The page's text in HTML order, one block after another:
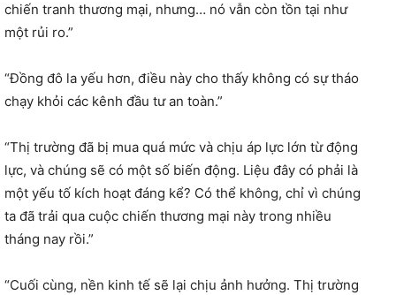
chiến tranh thương mại, nhưng… nó vẫn còn tồn tại như
một rủi ro.”
“Đồng đô la yếu hơn, điều này cho thấy không có sự tháo
chạy khỏi các kênh đầu tư an toàn.”
“Thị trường đã bị mua quá mức và chịu áp lực lớn từ động
lực, và chúng sẽ có một số biến động. Liệu đây có phải là
một yếu tố kích hoạt đáng kể? Có thể không, chỉ vì chúng
ta đã trải qua cuộc chiến thương mại này trong nhiều
tháng nay rồi.”
“Cuối cùng, nền kinh tế sẽ lại chịu ảnh hưởng. Thị trường